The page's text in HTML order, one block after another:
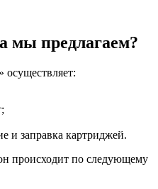
мы предлагаем?
осуществляет:
и заправка картриджей.
происходит по следующему